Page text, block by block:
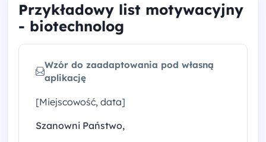
Przykładowy list motywacyjny
- biotechnolog
Wzór do zaadaptowania pod własną
aplikację
[Miejscowość, data]
Szanowni Państwo,